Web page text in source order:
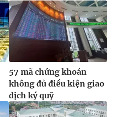
57 mã chứng khoán
không đủ điều kiện giao
dịch ký quỹ